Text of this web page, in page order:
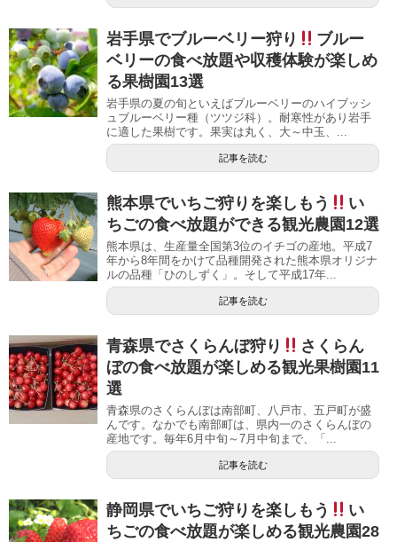
岩手県でブルーベリー狩り
ブルー
ベリーの食べ放題や収穫体験が楽しめ
る果樹園13選
岩手県の夏の旬といえばブルーベリーのハイブッシ
ュブルーベリー種（ツツジ科）。耐寒性があり岩手
に適した果樹です。果実は丸く、大～中玉、...
記事を読む
熊本県でいちご狩りを楽しもう
い
ちごの食べ放題ができる観光農園12選
熊本県は、生産量全国第3位のイチゴの産地。平成7
年から8年間をかけて品種開発された熊本県オリジナ
ルの品種「ひのしずく」。そして平成17年...
記事を読む
青森県でさくらんぼ狩り
さくらん
ぼの食べ放題が楽しめる観光果樹園11
選
青森県のさくらんぼは南部町、八戸市、五戸町が盛
んです。なかでも南部町は、県内一のさくらんぼの
産地です。毎年6月中旬～7月中旬まで、「...
記事を読む
静岡県でいちご狩りを楽しもう
い
ちごの食べ放題が楽しめる観光農園28